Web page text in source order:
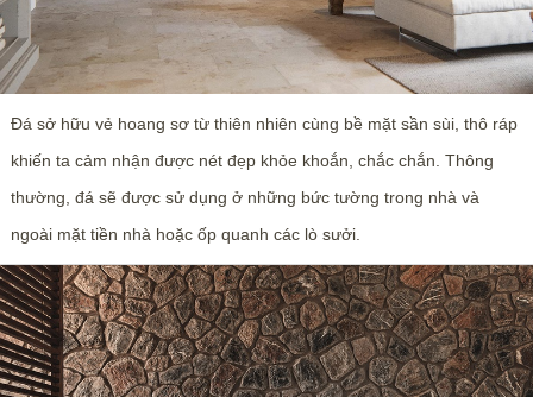
Đá sở hữu vẻ hoang sơ từ thiên nhiên cùng bề mặt sần sùi, thô ráp
khiến ta cảm nhận được nét đẹp khỏe khoắn, chắc chắn. Thông
thường, đá sẽ được sử dụng ở những bức tường trong nhà và
ngoài mặt tiền nhà hoặc ốp quanh các lò sưởi.